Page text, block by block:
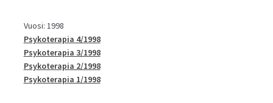
Vuosi: 1998
Psykoterapia 4/1998
Psykoterapia 3/1998
Psykoterapia 2/1998
Psykoterapia 1/1998